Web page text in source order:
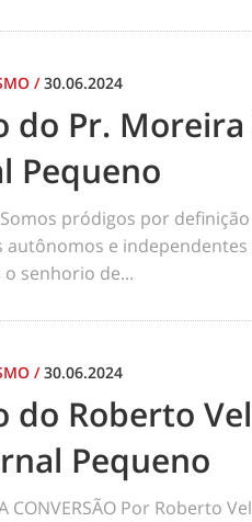
/30.06.2024
do Pr.
Pequeno
Somos pródigos por
e independentes
senhorio de...
/30.06.2024
do Roberto
Pequeno
A CONVERSÃO Por Roberto